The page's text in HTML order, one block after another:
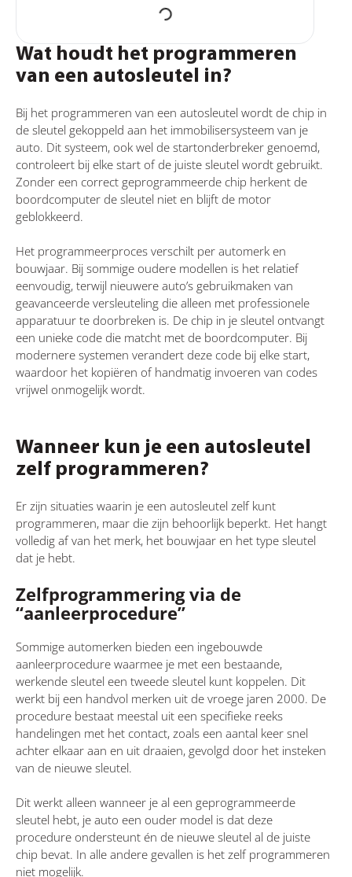
Wat houdt het programmeren
van een autosleutel in?
Bij het programmeren van een autosleutel wordt de chip in
de sleutel gekoppeld aan het immobilisersysteem van je
auto. Dit systeem, ook wel de startonderbreker genoemd,
controleert bij elke start of de juiste sleutel wordt gebruikt.
Zonder een correct geprogrammeerde chip herkent de
boordcomputer de sleutel niet en blijft de motor
geblokkeerd.
Het programmeerproces verschilt per automerk en
bouwjaar. Bij sommige oudere modellen is het relatief
eenvoudig, terwijl nieuwere auto’s gebruikmaken van
geavanceerde versleuteling die alleen met professionele
apparatuur te doorbreken is. De chip in je sleutel ontvangt
een unieke code die matcht met de boordcomputer. Bij
modernere systemen verandert deze code bij elke start,
waardoor het kopiëren of handmatig invoeren van codes
vrijwel onmogelijk wordt.
Wanneer kun je een autosleutel
zelf programmeren?
Er zijn situaties waarin je een autosleutel zelf kunt
programmeren, maar die zijn behoorlijk beperkt. Het hangt
volledig af van het merk, het bouwjaar en het type sleutel
dat je hebt.
Zelfprogrammering via de
“aanleerprocedure”
Sommige automerken bieden een ingebouwde
aanleerprocedure waarmee je met een bestaande,
werkende sleutel een tweede sleutel kunt koppelen. Dit
werkt bij een handvol merken uit de vroege jaren 2000. De
procedure bestaat meestal uit een specifieke reeks
handelingen met het contact, zoals een aantal keer snel
achter elkaar aan en uit draaien, gevolgd door het insteken
van de nieuwe sleutel.
Dit werkt alleen wanneer je al een geprogrammeerde
sleutel hebt, je auto een ouder model is dat deze
procedure ondersteunt én de nieuwe sleutel al de juiste
chip bevat. In alle andere gevallen is het zelf programmeren
niet mogelijk.